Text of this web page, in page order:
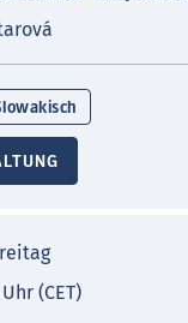
(CET)